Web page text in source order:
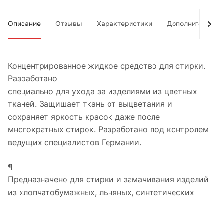
Описание Отзывы Характеристики Дополнительно
Концентрированное жидкое средство для стирки.
Разработано
специально для ухода за изделиями из цветных
тканей. Защищает ткань от выцветания и
сохраняет яркость красок даже после
многократных стирок. Разработано под контролем
ведущих специалистов Германии.
¶
Предназначено для стирки и замачивания изделий
из хлопчатобумажных, льняных, синтетических